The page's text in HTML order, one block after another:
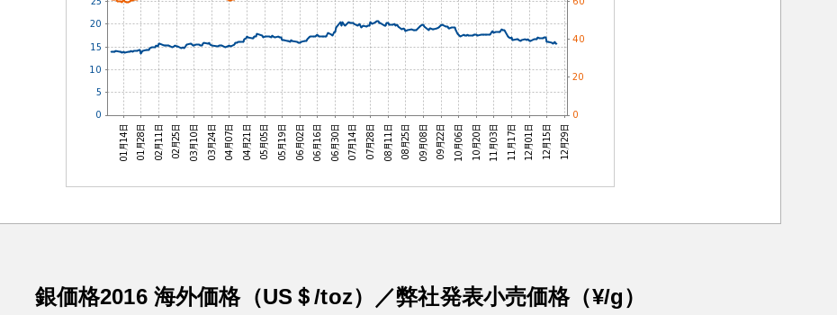
銀価格2016 海外価格（US＄/toz）／弊社発表小売価格（¥/g）